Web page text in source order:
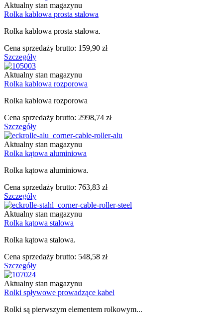
Aktualny stan magazynu
Rolka kablowa prosta stalowa
Rolka kablowa prosta stalowa.
Cena sprzedaży brutto: 159,90 zł
Szczegóły
Aktualny stan magazynu
Rolka kablowa rozporowa
Rolka kablowa rozporowa
Cena sprzedaży brutto: 2998,74 zł
Szczegóły
Aktualny stan magazynu
Rolka kątowa aluminiowa
Rolka kątowa aluminiowa.
Cena sprzedaży brutto: 763,83 zł
Szczegóły
Aktualny stan magazynu
Rolka kątowa stalowa
Rolka kątowa stalowa.
Cena sprzedaży brutto: 548,58 zł
Szczegóły
Aktualny stan magazynu
Rolki spływowe prowadzące kabel
Rolki są pierwszym elementem rolkowym...